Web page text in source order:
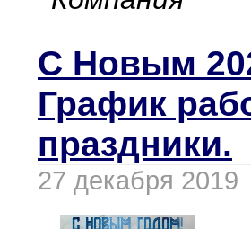
С Новым
График
праздники.
27 декабря 2019